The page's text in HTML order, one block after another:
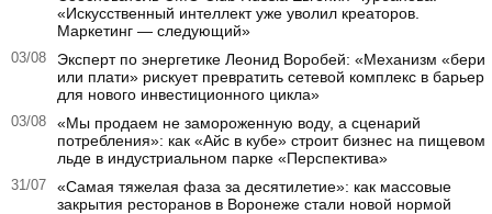
«Искусственный интеллект уже уволил креаторов.
Маркетинг — следующий»
03/08
Эксперт по энергетике Леонид Воробей: «Механизм «бери
или плати» рискует превратить сетевой комплекс в барьер
для нового инвестиционного цикла»
03/08
«Мы продаем не замороженную воду, а сценарий
потребления»: как «Айс в кубе» строит бизнес на пищевом
льде в индустриальном парке «Перспектива»
31/07
«Самая тяжелая фаза за десятилетие»: как массовые
закрытия ресторанов в Воронеже стали новой нормой